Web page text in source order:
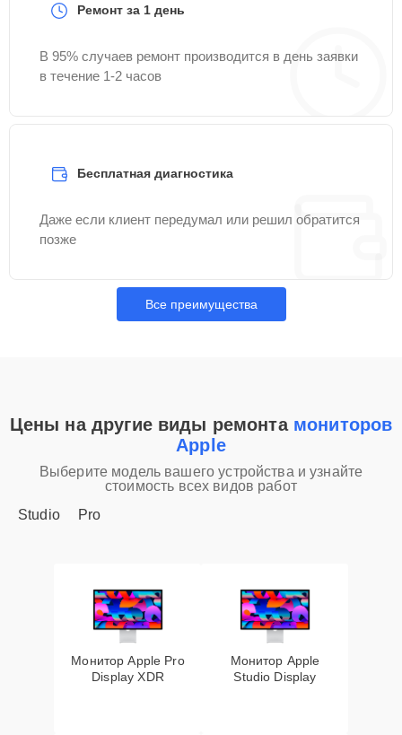
Ремонт за 1 день
В 95% случаев ремонт производится в день заявки
в течение 1-2 часов
Бесплатная диагностика
Даже если клиент передумал или решил обратится
позже
Все преимущества
Цены на другие виды ремонта мониторов
Apple
Выберите модель вашего устройства и узнайте
стоимость всех видов работ
Studio
Pro
Монитор Apple Pro
Display XDR
Монитор Apple
Studio Display